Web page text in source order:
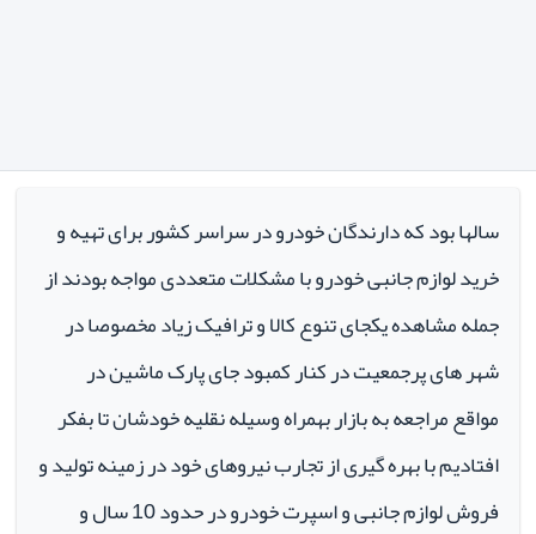
سالها بود که دارندگان خودرو در سراسر کشور برای تهیه و
خرید لوازم جانبی خودرو با مشکلات متعددی مواجه بودند از
جمله مشاهده یکجای تنوع کالا و ترافیک زیاد مخصوصا در
شهر های پرجمعیت در کنار کمبود جای پارک ماشین در
مواقع مراجعه به بازار بهمراه وسیله نقلیه خودشان تا بفکر
افتادیم با بهره گیری از تجارب نیروهای خود در زمینه تولید و
فروش لوازم جانبی و اسپرت خودرو در حدود 10 سال و